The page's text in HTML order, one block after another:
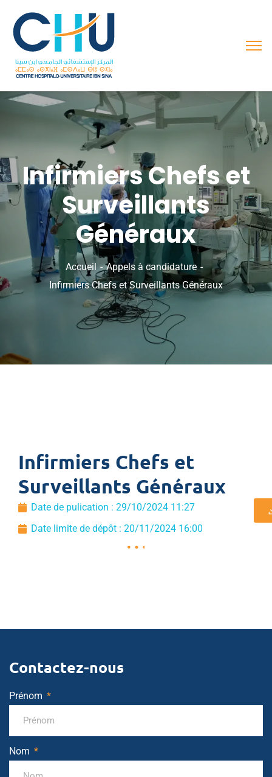
Infirmiers Chefs et
Surveillants
Généraux
Accueil
Appels à candidature
Infirmiers Chefs et Surveillants Généraux
Infirmiers Chefs et
Surveillants Généraux
Date de pulication : 29/10/2024 11:27
Date limite de dépôt : 20/11/2024 16:00
Contactez-nous
Prénom
Nom